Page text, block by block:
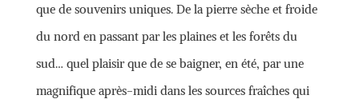
que de souvenirs uniques. De la pierre sèche et froide
du nord en passant par les plaines et les forêts du
sud… quel plaisir que de se baigner, en été, par une
magnifique après-midi dans les sources fraîches qui